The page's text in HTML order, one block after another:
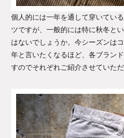
個人的には一年を通して穿いてい
ツですが、一般的には特に秋冬と
はないでしょうか。今シーズンは
年と言いたくなるほど、各ブラン
すのでそれぞれご紹介させていただ